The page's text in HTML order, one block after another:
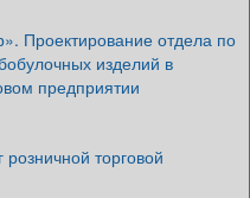
Проектирование отдела по
изделий в
предприятии
торговой